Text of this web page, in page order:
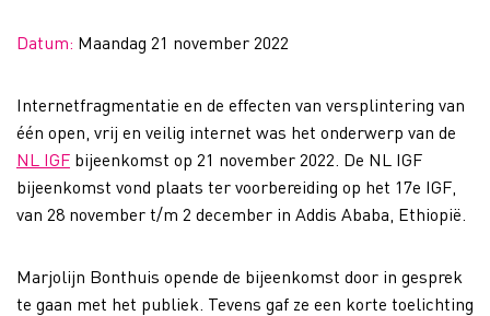
Datum: Maandag 21 november 2022
Internetfragmentatie en de effecten van versplintering van
één open, vrij en veilig internet was het onderwerp van de
NL IGF bijeenkomst op 21 november 2022. De NL IGF
bijeenkomst vond plaats ter voorbereiding op het 17e IGF,
van 28 november t/m 2 december in Addis Ababa, Ethiopië.
Marjolijn Bonthuis opende de bijeenkomst door in gesprek
te gaan met het publiek. Tevens gaf ze een korte toelichting